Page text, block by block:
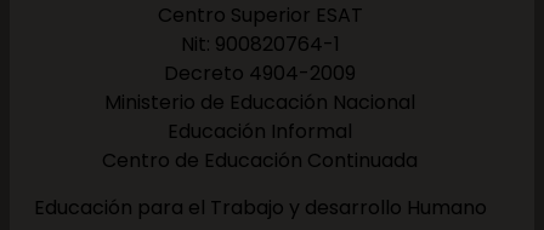
Centro Superior ESAT
Nit: 900820764-1
Decreto 4904-2009
Ministerio de Educación Nacional
Educación Informal
Centro de Educación Continuada
Educación para el Trabajo y desarrollo Humano